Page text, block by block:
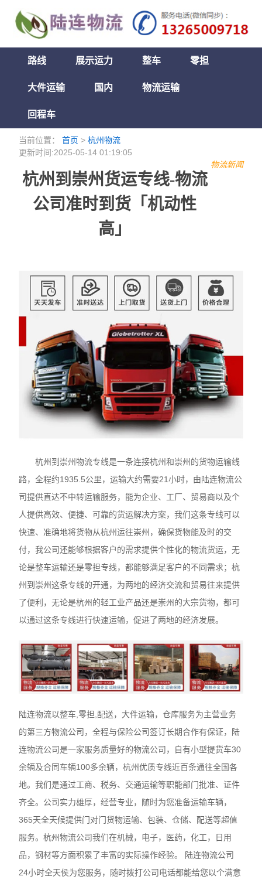
路线 展示运力 整车 零担
大件运输 国内 物流运输
回程车
当前位置：首页 >杭州物流
更新时间:2025-05-14 01:19:05
物流新闻
杭州到崇州货运专线-物流
公司准时到货「机动性
高」
杭州到崇州物流专线是一条连接杭州和崇州的货物运输线
路，全程约1935.5公里，运输大约需要21小时，由陆连物流公
司提供直达不中转运输服务，能为企业、工厂、贸易商以及个
人提供高效、便捷、可靠的货运解决方案，我们这条专线可以
快速、准确地将货物从杭州运往崇州，确保货物能及时的交
付，我公司还能够根据客户的需求提供个性化的物流货运，无
论是整车运输还是零担专线，都能够满足客户的不同需求；杭
州到崇州这条专线的开通，为两地的经济交流和贸易往来提供
了便利，无论是杭州的轻工业产品还是崇州的大宗货物，都可
以通过这条专线进行快速运输，促进了两地的经济发展。
陆连物流以整车,零担,配送，大件运输，仓库服务为主营业务
的第三方物流公司，全程与保险公司签订长期合作有保证，陆
连物流公司是一家服务质量好的物流公司，自有小型提货车30
余辆及合同车辆100多余辆，杭州优质专线近百条通往全国各
地。我们是通过工商、税务、交通运输等职能部门批准、证件
齐全。公司实力雄厚，经营专业，随时为您准备运输车辆，
365天全天候提供门对门货物运输、包装、仓储、配送等超值
服务。杭州物流公司我们在机械，电子，医药，化工，日用
品，钢材等方面积累了丰富的实际操作经验。 陆连物流公司
24小时全天侯为您服务，随时拨打公司电话都能给您以个满意